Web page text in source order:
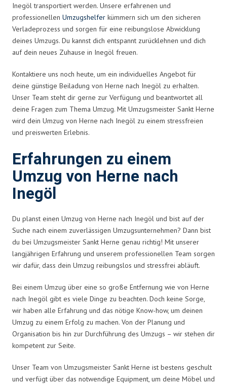
Inegöl transportiert werden. Unsere erfahrenen und
professionellen Umzugshelfer kümmern sich um den sicheren
Verladeprozess und sorgen für eine reibungslose Abwicklung
deines Umzugs. Du kannst dich entspannt zurücklehnen und dich
auf dein neues Zuhause in Inegöl freuen.
Kontaktiere uns noch heute, um ein individuelles Angebot für
deine günstige Beiladung von Herne nach Inegöl zu erhalten.
Unser Team steht dir gerne zur Verfügung und beantwortet all
deine Fragen zum Thema Umzug. Mit Umzugsmeister Sankt Herne
wird dein Umzug von Herne nach Inegöl zu einem stressfreien
und preiswerten Erlebnis.
Erfahrungen zu einem
Umzug von Herne nach
Inegöl
Du planst einen Umzug von Herne nach Inegöl und bist auf der
Suche nach einem zuverlässigen Umzugsunternehmen? Dann bist
du bei Umzugsmeister Sankt Herne genau richtig! Mit unserer
langjährigen Erfahrung und unserem professionellen Team sorgen
wir dafür, dass dein Umzug reibungslos und stressfrei abläuft.
Bei einem Umzug über eine so große Entfernung wie von Herne
nach Inegöl gibt es viele Dinge zu beachten. Doch keine Sorge,
wir haben alle Erfahrung und das nötige Know-how, um deinen
Umzug zu einem Erfolg zu machen. Von der Planung und
Organisation bis hin zur Durchführung des Umzugs – wir stehen dir
kompetent zur Seite.
Unser Team von Umzugsmeister Sankt Herne ist bestens geschult
und verfügt über das notwendige Equipment, um deine Möbel und